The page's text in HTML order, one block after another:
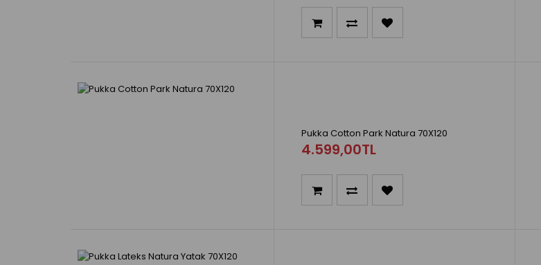
Pukka Cotton Park Natura 70X120
4.599,00TL